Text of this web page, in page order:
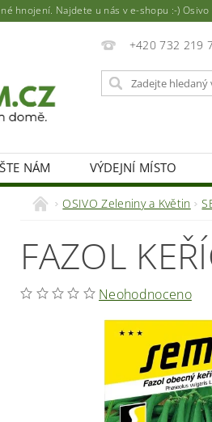
hnojení. Najdete u nás v e-shopu :-) Osivo
+420 732 219
NÁM VÝDEJNÍ MÍSTO
OSIVO Zeleniny a Květin
FAZOL
Neohodnoceno